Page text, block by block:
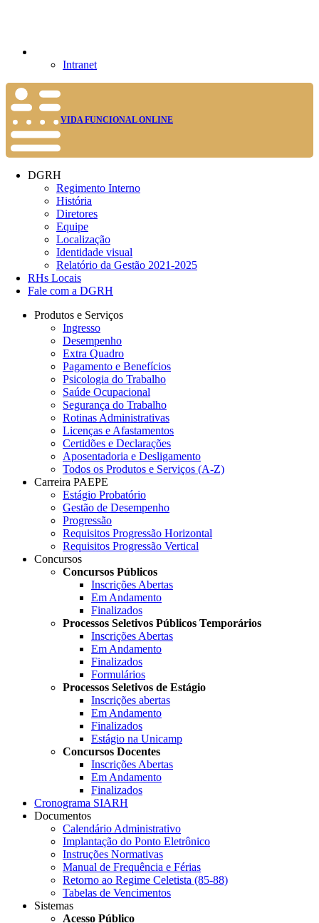
Intranet
VIDA FUNCIONAL ONLINE
DGRH
Regimento Interno
História
Diretores
Equipe
Localização
Identidade visual
Relatório da Gestão 2021-2025
RHs Locais
Fale com a DGRH
Produtos e Serviços
Ingresso
Desempenho
Extra Quadro
Pagamento e Benefícios
Psicologia do Trabalho
Saúde Ocupacional
Segurança do Trabalho
Rotinas Administrativas
Licenças e Afastamentos
Certidões e Declarações
Aposentadoria e Desligamento
Todos os Produtos e Serviços (A-Z)
Carreira PAEPE
Estágio Probatório
Gestão de Desempenho
Progressão
Requisitos Progressão Horizontal
Requisitos Progressão Vertical
Concursos
Concursos Públicos
Inscrições Abertas
Em Andamento
Finalizados
Processos Seletivos Públicos Temporários
Inscrições Abertas
Em Andamento
Finalizados
Formulários
Processos Seletivos de Estágio
Inscrições abertas
Em Andamento
Finalizados
Estágio na Unicamp
Concursos Docentes
Inscrições Abertas
Em Andamento
Finalizados
Cronograma SIARH
Documentos
Calendário Administrativo
Implantação do Ponto Eletrônico
Instruções Normativas
Manual de Frequência e Férias
Retorno ao Regime Celetista (85-88)
Tabelas de Vencimentos
Sistemas
Acesso Público